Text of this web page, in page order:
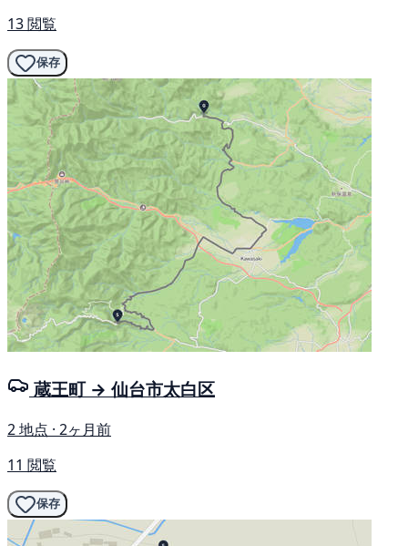
13 閲覧
保存
蔵王町 → 仙台市太白区
2 地点 · 2ヶ月前
11 閲覧
保存